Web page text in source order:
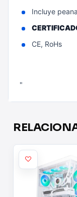
Incluye
CE, RoHs
"